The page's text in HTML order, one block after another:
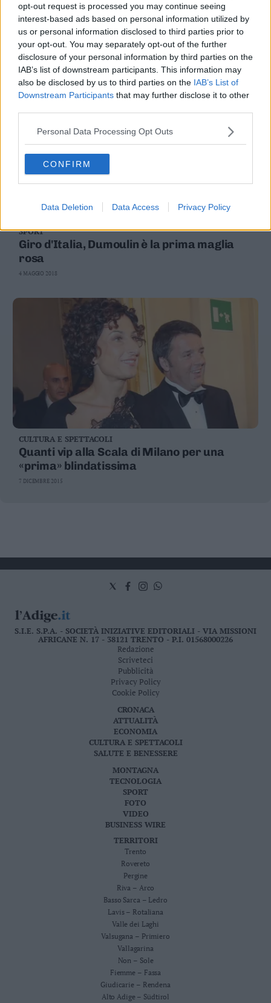
opt-out request is processed you may continue seeing
interest-based ads based on personal information utilized by
us or personal information disclosed to third parties prior to
your opt-out. You may separately opt-out of the further
disclosure of your personal information by third parties on the
IAB’s list of downstream participants. This information may
also be disclosed by us to third parties on the IAB’s List of
Downstream Participants that may further disclose it to other
Personal Data Processing Opt Outs
CONFIRM
Data Deletion Data Access Privacy Policy
Casa
Radio
Dolomiti
SALUTE E BENESSERE
Birra e poi vino o viceversa? Risultato è
sempre hangover
10 FEBBRAIO 2019
SPORT
Giro d'Italia, Dumoulin è la prima maglia
rosa
4 MAGGIO 2018
CULTURA E SPETTACOLI
Quanti vip alla Scala di Milano per una
«prima» blindatissima
7 DICEMBRE 2015
S.I.E. S.P.A. - SOCIETÀ INIZIATIVE EDITORIALI - VIA MISSIONI
AFRICANE N. 17 - 38121 TRENTO - P.I. 01568000226
Redazione
Scriveteci
Pubblicità
Privacy Policy
Cookie Policy
CRONACA
ATTUALITÀ
ECONOMIA
CULTURA E SPETTACOLI
SALUTE E BENESSERE
MONTAGNA
TECNOLOGIA
SPORT
FOTO
VIDEO
BUSINESS WIRE
TERRITORI
Trento
Rovereto
Pergine
Riva – Arco
Basso Sarca – Ledro
Lavis – Rotaliana
Valle dei Laghi
Valsugana – Primiero
Vallagarina
Non – Sole
Fiemme – Fassa
Giudicarie – Rendena
Alto Adige – Südtirol